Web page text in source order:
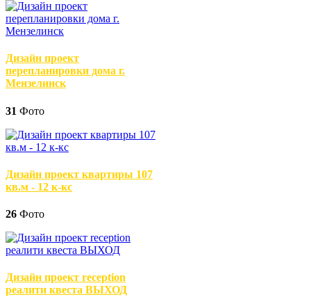
Дизайн проект
перепланировки дома г.
Мензелинск
31 Фото
Дизайн проект квартиры 107
кв.м - 12 к-кс
26 Фото
Дизайн проект reception
реалити квеста ВЫХОД